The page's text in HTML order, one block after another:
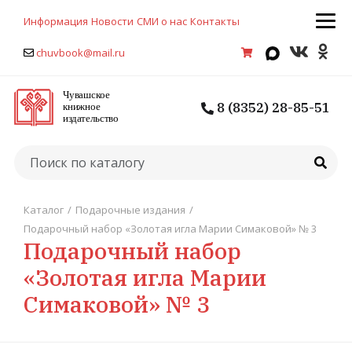
Информация Новости СМИ о нас Контакты
chuvbook@mail.ru
8 (8352) 28-85-51
Каталог / Подарочные издания /
Подарочный набор «Золотая игла Марии Симаковой» № 3
Подарочный набор
«Золотая игла Марии
Симаковой» № 3